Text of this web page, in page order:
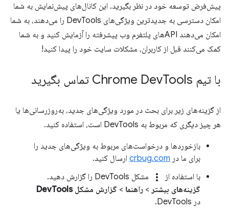
پیش‌فرض توسعه خود در نظر بگیرید. این کانال‌های پیش‌نمایش به شما
امکان دسترسی به جدیدترین ویژگی‌های DevTools را می‌دهند، به شما
امکان می‌دهند APIهای پلتفرم وب پیشرفته را آزمایش کنید و به شما
کمک می‌کنند قبل از کاربران، مشکلات سایت خود را پیدا کنید!
با تیم Chrome Dev Tools تماس بگیرید
از گزینه‌های زیر برای بحث در مورد ویژگی‌های جدید، به‌روزرسانی‌ها یا
هر چیز دیگری که مربوط به DevTools است، استفاده کنید.
بازخوردها و درخواست‌های مربوط به ویژگی‌های جدید را
برای ما در crbug.com ارسال کنید.
با استفاده از
more_vert
مشکل DevTools را گزارش دهید.
گزینه‌های بیشتر > راهنما > گزارش مشکل DevTools
در DevTools.